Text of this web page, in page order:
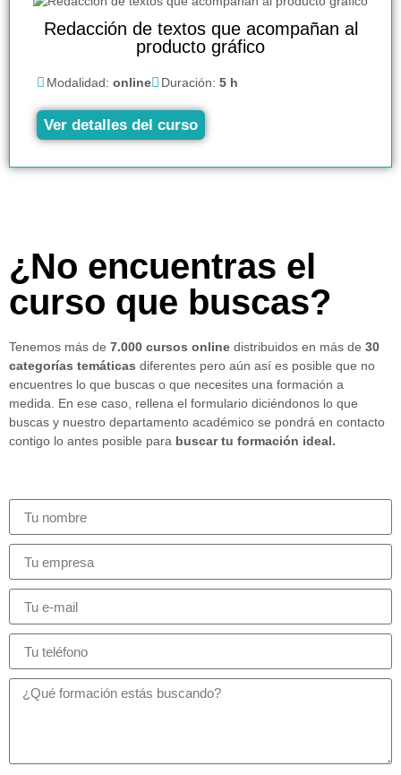
Redacción de textos que acompañan al
producto gráfico
Modalidad: online Duración: 5 h
Ver detalles del curso
¿No encuentras el
curso que buscas?
Tenemos más de 7.000 cursos online distribuidos en más de 30
categorías temáticas diferentes pero aún así es posible que no
encuentres lo que buscas o que necesites una formación a
medida. En ese caso, rellena el formulario diciéndonos lo que
buscas y nuestro departamento académico se pondrá en contacto
contigo lo antes posible para buscar tu formación ideal.